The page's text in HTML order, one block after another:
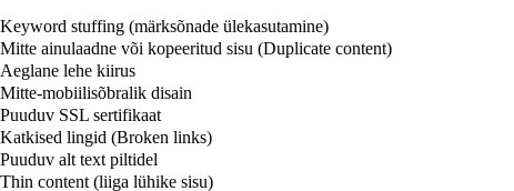
Keyword stuffing (märksõnade ülekasutamine)
Mitte ainulaadne või kopeeritud sisu (Duplicate content)
Aeglane lehe kiirus
Mitte-mobiilisõbralik disain
Puuduv SSL sertifikaat
Katkised lingid (Broken links)
Puuduv alt text piltidel
Thin content (liiga lühike sisu)